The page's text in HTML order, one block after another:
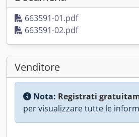
663591-01.pdf
663591-02.pdf
Venditore
Nota: Registrati
per visualizzare tutte le